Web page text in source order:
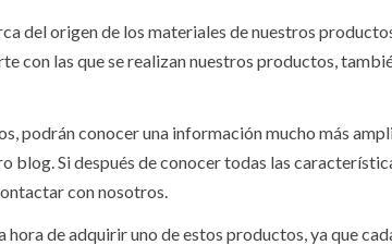
del origen de los materiales de nuestros
con las que se realizan nuestros productos,
podrán conocer una información mucho más
blog. Si después de conocer todas las
con nosotros.
de adquirir uno de estos productos, ya que